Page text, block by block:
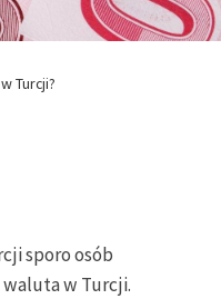
Turcji?
sporo osób
waluta w Turcji.